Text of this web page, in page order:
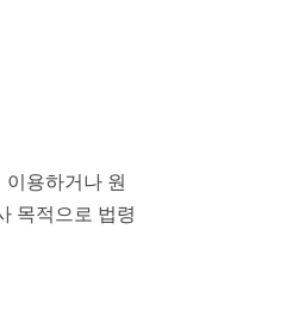
용하거나 원
목적으로 법령